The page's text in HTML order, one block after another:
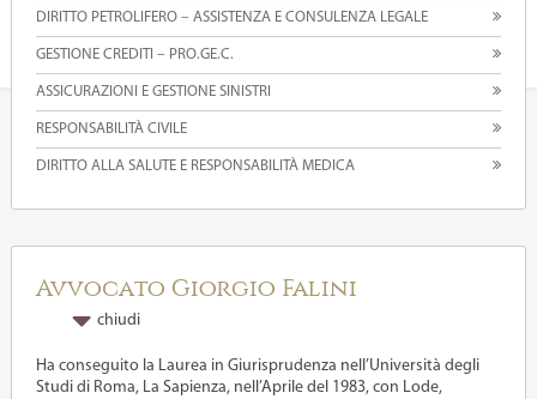
DIRITTO PETROLIFERO – ASSISTENZA E CONSULENZA LEGALE
GESTIONE CREDITI – PRO.GE.C.
ASSICURAZIONI E GESTIONE SINISTRI
RESPONSABILITÀ CIVILE
DIRITTO ALLA SALUTE E RESPONSABILITÀ MEDICA
Avvocato Giorgio Falini
chiudi
Ha conseguito la Laurea in Giurisprudenza nell’Università degli
Studi di Roma, La Sapienza, nell’Aprile del 1983, con Lode,